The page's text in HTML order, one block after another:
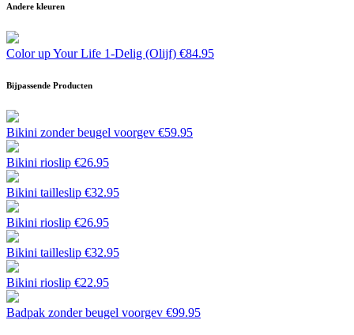
Andere kleuren
Color up Your Life 1-Delig (Olijf) €84.95
Bijpassende Producten
Bikini zonder beugel voorgev €59.95
Bikini rioslip €26.95
Bikini tailleslip €32.95
Bikini rioslip €26.95
Bikini tailleslip €32.95
Bikini rioslip €22.95
Badpak zonder beugel voorgev €99.95